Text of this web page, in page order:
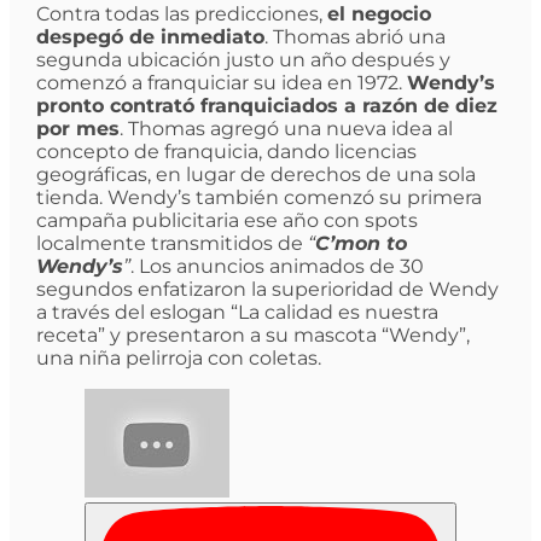
Contra todas las predicciones, el negocio
despegó de inmediato. Thomas abrió una
segunda ubicación justo un año después y
comenzó a franquiciar su idea en 1972. Wendy’s
pronto contrató franquiciados a razón de diez
por mes. Thomas agregó una nueva idea al
concepto de franquicia, dando licencias
geográficas, en lugar de derechos de una sola
tienda. Wendy’s también comenzó su primera
campaña publicitaria ese año con spots
localmente transmitidos de “C’mon to
Wendy’s”. Los anuncios animados de 30
segundos enfatizaron la superioridad de Wendy
a través del eslogan “La calidad es nuestra
receta” y presentaron a su mascota “Wendy”,
una niña pelirroja con coletas.